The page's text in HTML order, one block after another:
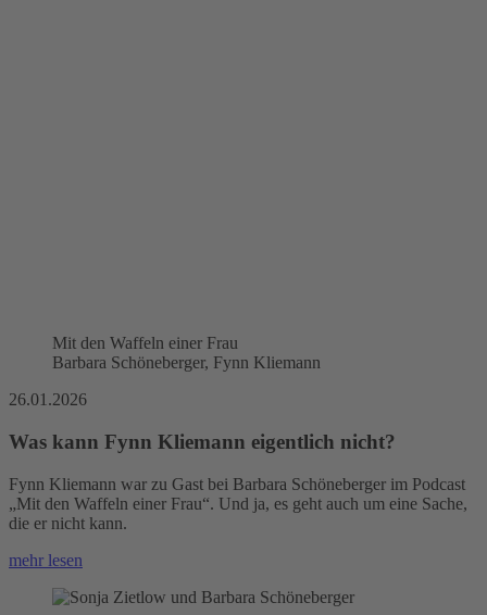
Mit den Waffeln einer Frau
Barbara Schöneberger, Fynn Kliemann
26.01.2026
Was kann Fynn Kliemann eigentlich nicht?
Fynn Kliemann war zu Gast bei Barbara Schöneberger im Podcast
„Mit den Waffeln einer Frau“. Und ja, es geht auch um eine Sache,
die er nicht kann.
mehr lesen